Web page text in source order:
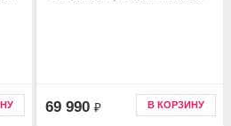
69 990 ₽ В КОРЗИНУ